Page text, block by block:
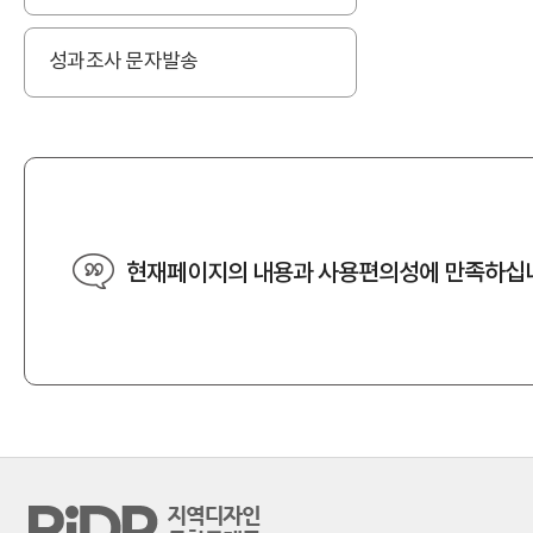
성과조사 문자발송
현재페이지의 내용과 사용편의성에 만족하십
RiDP 지역디자인 통합플랫폼